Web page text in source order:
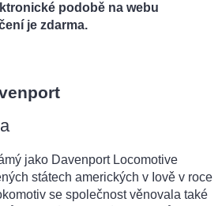
podobě na webu
je zdarma.
jako Davenport Locomotive
státech amerických v Iově v roce
se společnost věnovala také